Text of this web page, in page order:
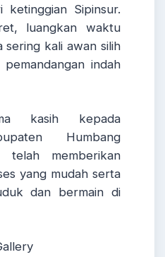
ketinggian Sipinsur.
luangkan waktu
kali awan silih
indah
kasih kepada
Humbang
telah memberikan
yang mudah serta
dan bermain di